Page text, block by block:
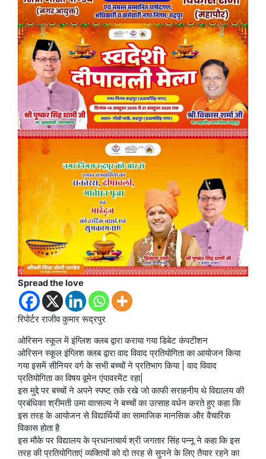
Spread the love
रिपोर्टर राजीव कुमार रूद्रपुर
ओरिसन स्कूल में इंग्लिश क्लब द्वारा कराया गया डिबेट कंपटीशन
ओरिसन स्कूल इंग्लिश क्लब द्वारा वाद विवाद प्रतियोगिता का आयोजन किया
गया इसमें सीनियर वर्ग के सभी बच्चों ने प्रतिभाग किया | वाद विवाद
प्रतियोगिता का विषय वूमेन एंपावरमेंट रहा|
इस मुद्दे पर बच्चों ने अपने स्पष्ट तर्क रखे जो काफी सराहनीय थे विद्यालय की
प्रबंधिका श्रीमती उमा वात्सल्य ने बच्चों का उत्साह वर्धन करते हुए कहा कि
इस तरह के आयोजन से विद्यार्थियों का सामाजिक मानसिक और वैचारिक
विकास होता है
इस मौके पर विद्यालय के प्रधानाचार्य श्री जगतार सिंह पन्नू ने कहा कि इस
तरह की प्रतियोगिताएं व्यक्तियों को दो तरह से सुनने के लिए तैयार रहने का